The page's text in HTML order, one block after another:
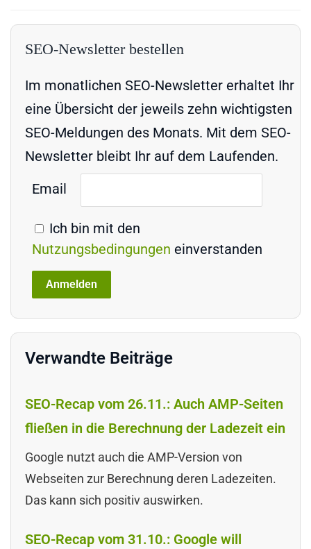
SEO-Newsletter bestellen
Im monatlichen SEO-Newsletter erhaltet Ihr
eine Übersicht der jeweils zehn wichtigsten
SEO-Meldungen des Monats. Mit dem SEO-
Newsletter bleibt Ihr auf dem Laufenden.
Email
Ich bin mit den
Nutzungsbedingungen einverstanden
Verwandte Beiträge
SEO-Recap vom 26.11.: Auch AMP-Seiten
fließen in die Berechnung der Ladezeit ein
Google nutzt auch die AMP-Version von
Webseiten zur Berechnung deren Ladezeiten.
Das kann sich positiv auswirken.
SEO-Recap vom 31.10.: Google will